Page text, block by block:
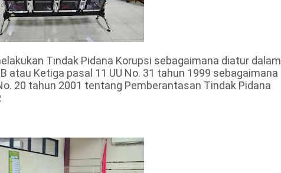
Tindak Pidana Korupsi sebagaimana diatur dalam
atau Ketiga pasal 11 UU No. 31 tahun 1999 sebagaimana
20 tahun 2001 tentang Pemberantasan Tindak Pidana